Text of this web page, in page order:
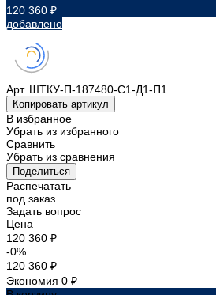
120 360 ₽
добавлено
Арт. ШТКУ-П-187480-С1-Д1-П1
Копировать артикул
В избранное
Убрать из избранного
Сравнить
Убрать из сравнения
Поделиться
Распечатать
под заказ
Задать вопрос
Цена
120 360 ₽
-0%
120 360 ₽
Экономия 0 ₽